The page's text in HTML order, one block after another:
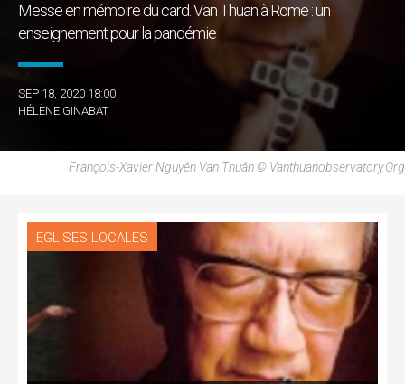
Messe en mémoire du card. Van Thuan à Rome : un
enseignement pour la pandémie
SEP 18, 2020 18:00
HÉLÈNE GINABAT
François-Xavier Nguyên Van Thuân © Vanthuanobservatory.org
EGLISES LOCALES